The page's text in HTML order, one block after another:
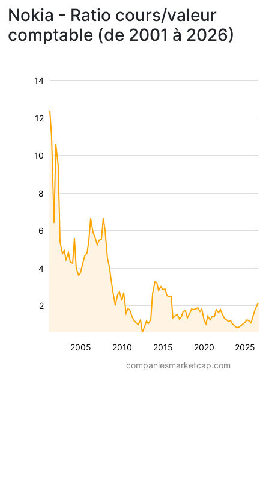
Nokia - Ratio cours/valeur
comptable (de 2001 à 2026)
2005 2010 2015 2020 2025
2
4
6
8
10
12
14
companiesmarketcap.com